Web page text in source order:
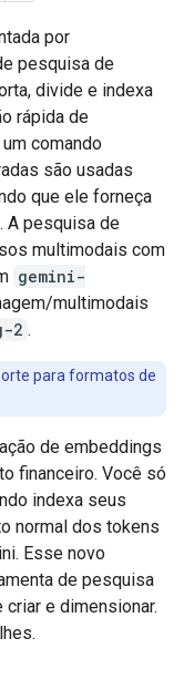
por
pesquisa de
divide e indexa
rápida de
comando
são usadas
que ele forneça
A pesquisa de
multimodais com
gemini-
multimodais
2 .
para formatos de
de embeddings
financeiro. Você só
indexa seus
normal dos tokens
Esse novo
de pesquisa
e dimensionar.